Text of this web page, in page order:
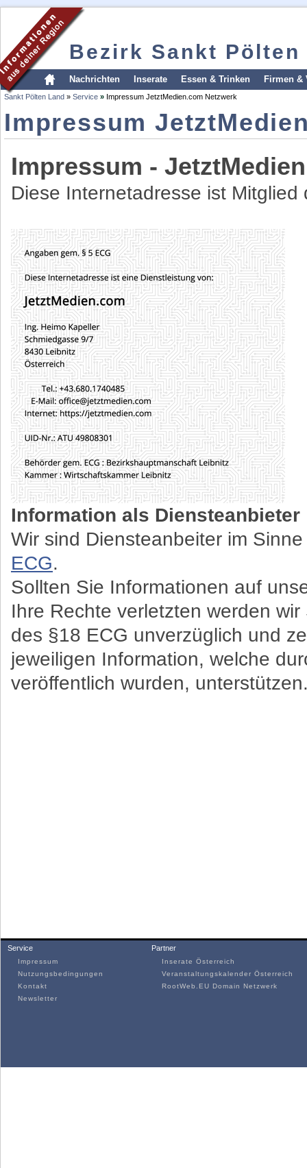
Bezirk Sankt Pölten
Nachrichten Inserate Essen & Trinken Firmen &
Sankt Pölten Land » Service » Impressum JetztMedien.com Netzwerk
Impressum
Impressum -
Diese Internetadresse ist
Information als Diensteanbieter
Wir sind Diensteanbeiter im
ECG.
Sollten Sie Informationen auf
Ihre Rechte verletzten werden
des §18 ECG unverzüglich und
jeweiligen Information, welche
veröffentlich wurden,
Service
Impressum
Nutzungsbedingungen
Kontakt
Newsletter
Partner
Inserate Österreich
Veranstaltungskalender Österreich
RootWeb.EU Domain Netzwerk